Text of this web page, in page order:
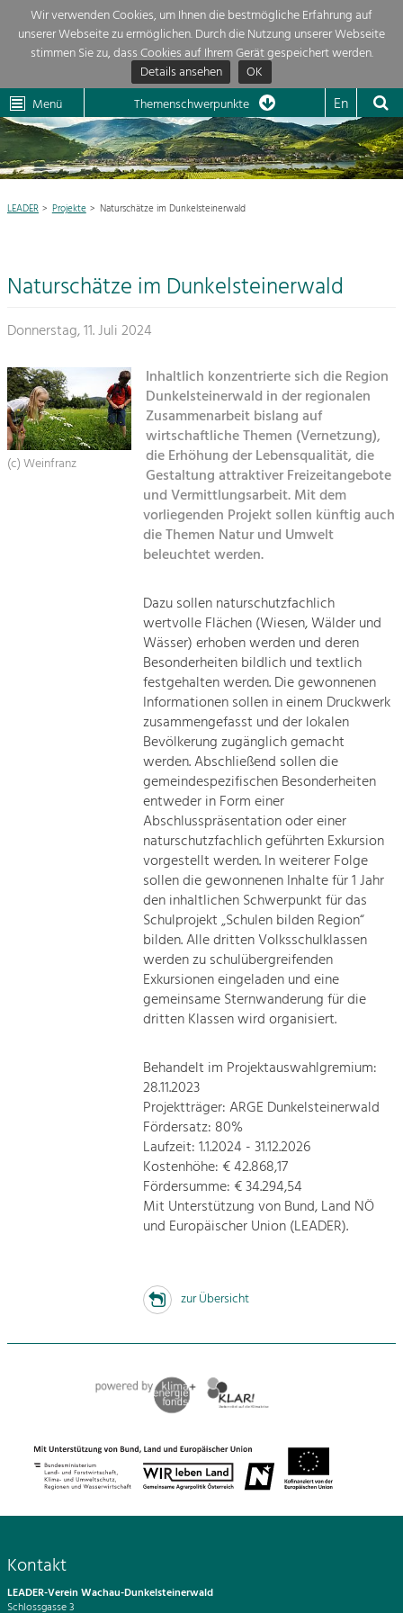
Wir verwenden Cookies, um Ihnen die bestmögliche Erfahrung auf
unserer Webseite zu ermöglichen. Durch die Nutzung unserer Webseite
stimmen Sie zu, dass Cookies auf Ihrem Gerät gespeichert werden.
Details ansehen
OK
Dunkelsteinerwald Klima
Menü Themenschwerpunkte En
Aktuelles 
Region 
Projekte
Mein Projekt
Impressum
Sitemap
Kontakt
Themenübersicht
Die Regionalentwicklung in unserer Region ist sehr vielfältig. Deshalb
geben wir hier eine Übersicht über unsere Themenschwerpunkte. Für
mehr Informationen einfach das Thema anklicken und schon werden alle
Projekte in diesem Kontext angezeigt.
Natur- &
Baukultur
Land- & Forstwirtschaft
Bewirtschaftung und Pflege der
Kulturlandschaft.
Tourismus
Angebotsentwicklung und
Kunst & Kultur
Handwerk, Wissenschaft und Forschung.
Soziales, Bildung &
Gleichberechtigung, Jugend und
Mobilität & Energie
Klimawandel, öffentlicher Verkehr und
Steigerung regionaler Wertschöpfung
LEADER Projekte Naturschätze im Dunkelsteinerwald
Naturschätze im Dunkelsteinerwald
Donnerstag, 11. Juli 2024
(c) Weinfranz
Inhaltlich konzentrierte sich die Region
Dunkelsteinerwald in der regionalen
Zusammenarbeit bislang auf
wirtschaftliche Themen (Vernetzung),
die Erhöhung der Lebensqualität, die
Gestaltung attraktiver Freizeitangebote
und Vermittlungsarbeit. Mit dem
vorliegenden Projekt sollen künftig auch
die Themen Natur und Umwelt
beleuchtet werden.
Dazu sollen naturschutzfachlich
wertvolle Flächen (Wiesen, Wälder und
Wässer) erhoben werden und deren
Besonderheiten bildlich und textlich
festgehalten werden. Die gewonnenen
Informationen sollen in einem Druckwerk
zusammengefasst und der lokalen
Bevölkerung zugänglich gemacht
werden. Abschließend sollen die
gemeindespezifischen Besonderheiten
entweder in Form einer
Abschlusspräsentation oder einer
naturschutzfachlich geführten Exkursion
vorgestellt werden. In weiterer Folge
sollen die gewonnenen Inhalte für 1 Jahr
den inhaltlichen Schwerpunkt für das
Schulprojekt „Schulen bilden Region“
bilden. Alle dritten Volksschulklassen
werden zu schulübergreifenden
Exkursionen eingeladen und eine
gemeinsame Sternwanderung für die
dritten Klassen wird organisiert.
Behandelt im Projektauswahlgremium:
28.11.2023
Projektträger: ARGE Dunkelsteinerwald
Fördersatz: 80%
Laufzeit: 1.1.2024 - 31.12.2026
Kostenhöhe: € 42.868,17
Fördersumme: € 34.294,54
Mit Unterstützung von Bund, Land NÖ
und Europäischer Union (LEADER).
zur Übersicht
Kontakt
LEADER-Verein Wachau-Dunkelsteinerwald
Schlossgasse 3